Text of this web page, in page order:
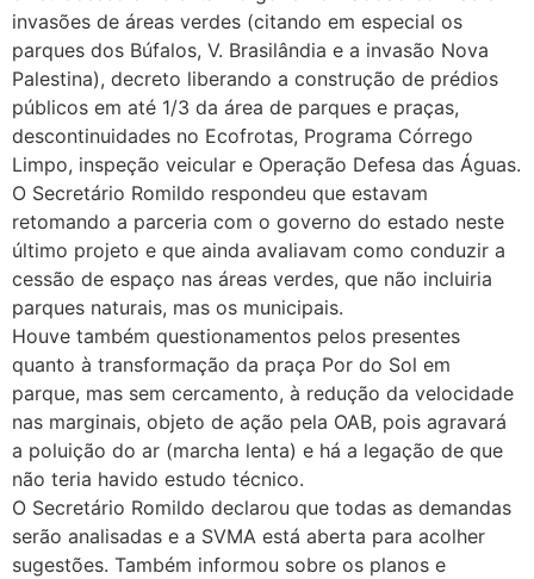
invasões de áreas verdes (citando em especial os
parques dos Búfalos, V. Brasilândia e a invasão Nova
Palestina), decreto liberando a construção de prédios
públicos em até 1/3 da área de parques e praças,
descontinuidades no Ecofrotas, Programa Córrego
Limpo, inspeção veicular e Operação Defesa das Águas.
O Secretário Romildo respondeu que estavam
retomando a parceria com o governo do estado neste
último projeto e que ainda avaliavam como conduzir a
cessão de espaço nas áreas verdes, que não incluiria
parques naturais, mas os municipais.
Houve também questionamentos pelos presentes
quanto à transformação da praça Por do Sol em
parque, mas sem cercamento, à redução da velocidade
nas marginais, objeto de ação pela OAB, pois agravará
a poluição do ar (marcha lenta) e há a legação de que
não teria havido estudo técnico.
O Secretário Romildo declarou que todas as demandas
serão analisadas e a SVMA está aberta para acolher
sugestões. Também informou sobre os planos e